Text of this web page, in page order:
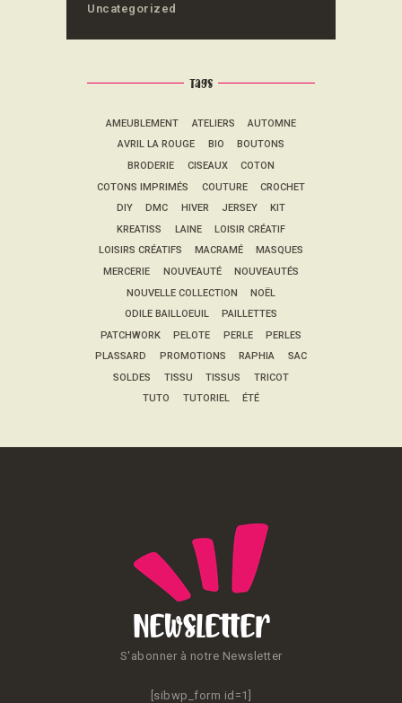
Uncategorized
Tags
AMEUBLEMENT ATELIERS
AUTOMNE
AVRIL LA ROUGE
BIO
BOUTONS
BRODERIE
CISEAUX
COTON
COTONS IMPRIMÉS
COUTURE
CROCHET
DIY
DMC HIVER JERSEY
KIT
KREATISS
LAINE
LOISIR CRÉATIF
LOISIRS CRÉATIFS
MACRAMÉ
MASQUES
MERCERIE
NOUVEAUTÉ
NOUVEAUTÉS
NOUVELLE COLLECTION
NOËL
ODILE BAILLOEUIL
PAILLETTES
PATCHWORK
PELOTE PERLE
PERLES
PLASSARD
PROMOTIONS RAPHIA
SAC
SOLDES
TISSU TISSUS
TRICOT
TUTO
TUTORIEL ÉTÉ
Newsletter
S'abonner à notre Newsletter
[sibwp_form id=1]